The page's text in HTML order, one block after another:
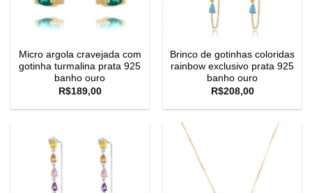
Micro argola cravejada com
gotinha turmalina prata 925
banho ouro
R$189,00
Brinco de gotinhas coloridas
rainbow exclusivo prata 925
banho ouro
R$208,00